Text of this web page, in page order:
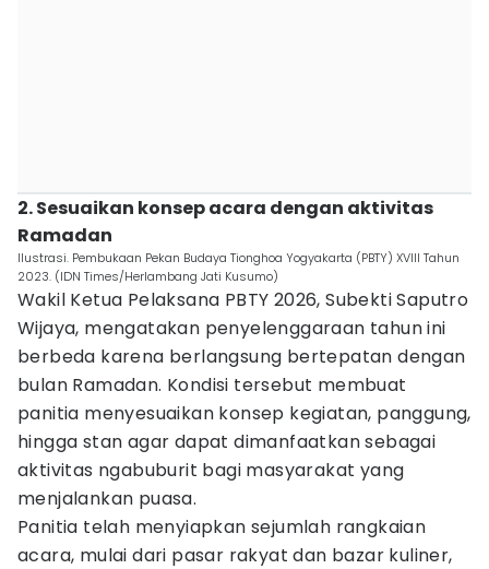
2. Sesuaikan konsep acara dengan aktivitas
Ramadan
Ilustrasi. Pembukaan Pekan Budaya Tionghoa Yogyakarta (PBTY) XVIII Tahun
2023. (IDN Times/Herlambang Jati Kusumo)
Wakil Ketua Pelaksana PBTY 2026, Subekti Saputro
Wijaya, mengatakan penyelenggaraan tahun ini
berbeda karena berlangsung bertepatan dengan
bulan Ramadan. Kondisi tersebut membuat
panitia menyesuaikan konsep kegiatan, panggung,
hingga stan agar dapat dimanfaatkan sebagai
aktivitas ngabuburit bagi masyarakat yang
menjalankan puasa.
Panitia telah menyiapkan sejumlah rangkaian
acara, mulai dari pasar rakyat dan bazar kuliner,